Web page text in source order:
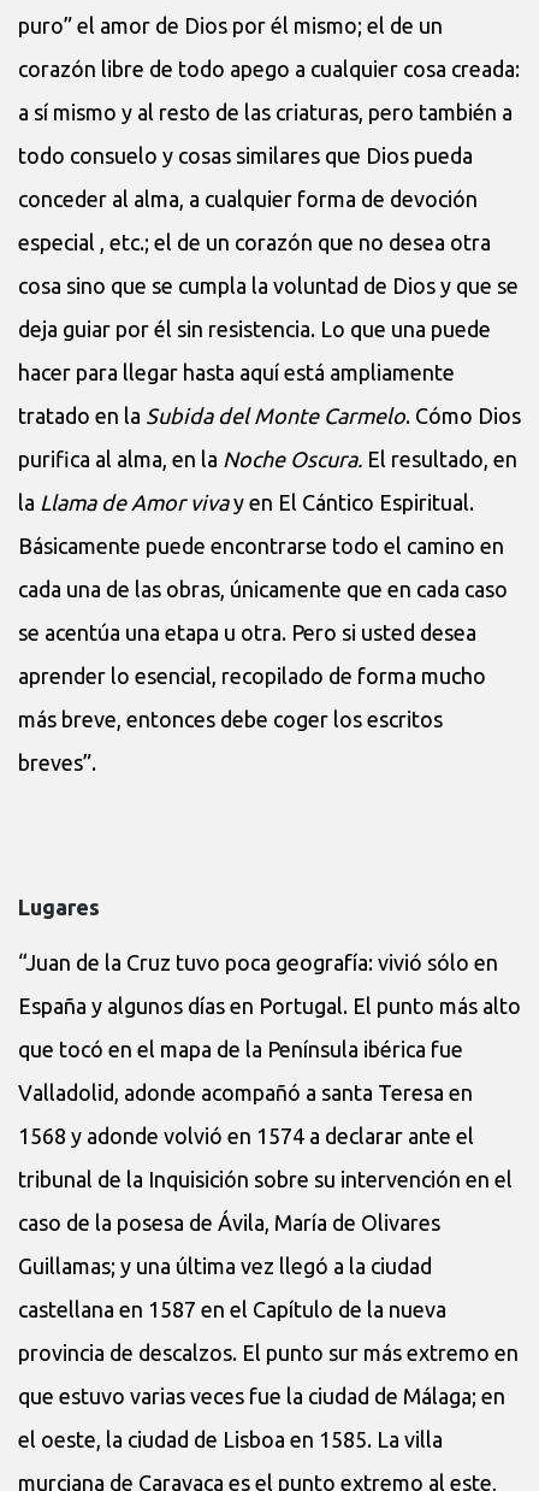
puro” el amor de Dios por él mismo; el de un
corazón libre de todo apego a cualquier cosa creada:
a sí mismo y al resto de las criaturas, pero también a
todo consuelo y cosas similares que Dios pueda
conceder al alma, a cualquier forma de devoción
especial , etc.; el de un corazón que no desea otra
cosa sino que se cumpla la voluntad de Dios y que se
deja guiar por él sin resistencia. Lo que una puede
hacer para llegar hasta aquí está ampliamente
tratado en la Subida del Monte Carmelo. Cómo Dios
purifica al alma, en la Noche Oscura. El resultado, en
la Llama de Amor vivay en El Cántico Espiritual.
Básicamente puede encontrarse todo el camino en
cada una de las obras, únicamente que en cada caso
se acentúa una etapa u otra. Pero si usted desea
aprender lo esencial, recopilado de forma mucho
más breve, entonces debe coger los escritos
breves”.
Lugares
“Juan de la Cruz tuvo poca geografía: vivió sólo en
España y algunos días en Portugal. El punto más alto
que tocó en el mapa de la Península ibérica fue
Valladolid, adonde acompañó a santa Teresa en
1568 y adonde volvió en 1574 a declarar ante el
tribunal de la Inquisición sobre su intervención en el
caso de la posesa de Ávila, María de Olivares
Guillamas; y una última vez llegó a la ciudad
castellana en 1587 en el Capítulo de la nueva
provincia de descalzos. El punto sur más extremo en
que estuvo varias veces fue la ciudad de Málaga; en
el oeste, la ciudad de Lisboa en 1585. La villa
murciana de Caravaca es el punto extremo al este,